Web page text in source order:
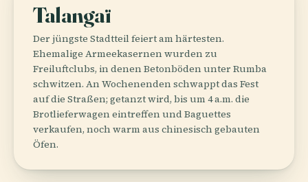
Talangaï
Der jüngste Stadtteil feiert am härtesten.
Ehemalige Armeekasernen wurden zu
Freiluftclubs, in denen Betonböden unter Rumba
schwitzen. An Wochenenden schwappt das Fest
auf die Straßen; getanzt wird, bis um 4 a.m. die
Brotlieferwagen eintreffen und Baguettes
verkaufen, noch warm aus chinesisch gebauten
Öfen.